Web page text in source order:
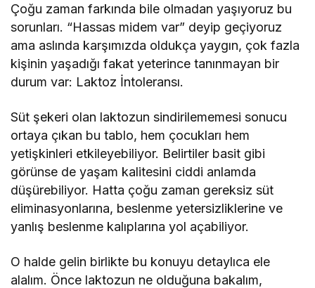
Çoğu zaman farkında bile olmadan yaşıyoruz bu
sorunları. “Hassas midem var” deyip geçiyoruz
ama aslında karşımızda oldukça yaygın, çok fazla
kişinin yaşadığı fakat yeterince tanınmayan bir
durum var: Laktoz İntoleransı.
Süt şekeri olan laktozun sindirilememesi sonucu
ortaya çıkan bu tablo, hem çocukları hem
yetişkinleri etkileyebiliyor. Belirtiler basit gibi
görünse de yaşam kalitesini ciddi anlamda
düşürebiliyor. Hatta çoğu zaman gereksiz süt
eliminasyonlarına, beslenme yetersizliklerine ve
yanlış beslenme kalıplarına yol açabiliyor.
O halde gelin birlikte bu konuyu detaylıca ele
alalım. Önce laktozun ne olduğuna bakalım,